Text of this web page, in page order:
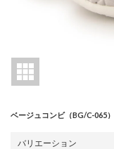
ベージュコンビ（BG/C-065）
バリエーション